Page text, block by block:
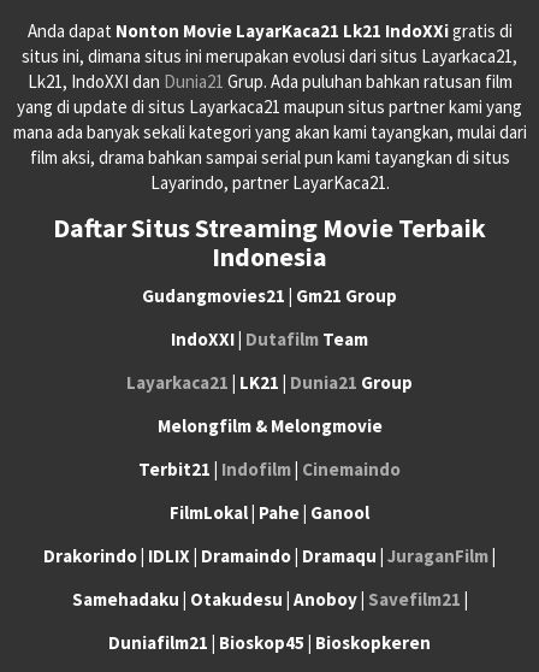
Anda dapat Nonton Movie LayarKaca21 Lk21 IndoXXigratis di
situs ini, dimana situs ini merupakan evolusi dari situs Layarkaca21,
Lk21, IndoXXI dan Dunia21 Grup. Ada puluhan bahkan ratusan film
yang di update di situs Layarkaca21 maupun situs partner kami yang
mana ada banyak sekali kategori yang akan kami tayangkan, mulai dari
film aksi, drama bahkan sampai serial pun kami tayangkan di situs
Layarindo, partner LayarKaca21.
Daftar Situs Streaming Movie Terbaik
Indonesia
Gudangmovies21 | Gm21 Group
IndoXXI | Dutafilm Team
Layarkaca21 | LK21 | Dunia21 Group
Melongfilm & Melongmovie
Terbit21 | Indofilm| Cinemaindo
FilmLokal | Pahe | Ganool
Drakorindo | IDLIX | Dramaindo | Dramaqu | JuraganFilm|
Samehadaku | Otakudesu | Anoboy | Savefilm21 |
Duniafilm21 | Bioskop45 | Bioskopkeren